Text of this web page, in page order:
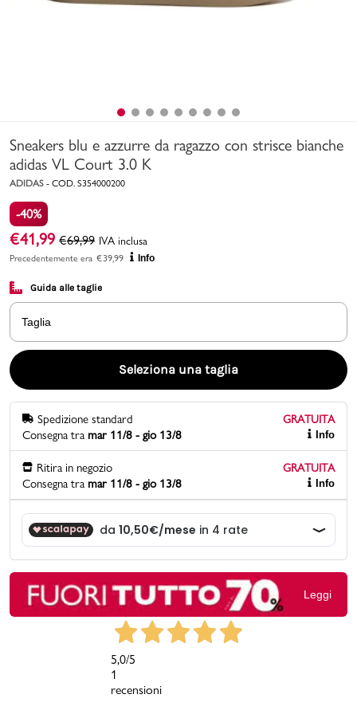
Bambino
Sport
Accedi | Registrati
Promo & News
negozi
contatti
pcard
Gift card
Sneakers blu e azzurre da ragazzo con strisce bianche
adidas VL Court 3.0 K
ADIDAS - COD. S354000200
-40%
€41,99 €69,99 IVA inclusa
Precedentemente era €39,99 Info
Guida alle taglie
Taglia
Seleziona una taglia
Spedizione standard
GRATUITA
Consegna tra mar 11/8 - gio 13/8 Info
Ritira in negozio
GRATUITA
Consegna tra mar 11/8 - gio 13/8 Info
Leggi
5,0/5
1
recensioni